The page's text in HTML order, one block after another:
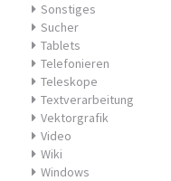
Sonstiges
Sucher
Tablets
Telefonieren
Teleskope
Textverarbeitung
Vektorgrafik
Video
Wiki
Windows